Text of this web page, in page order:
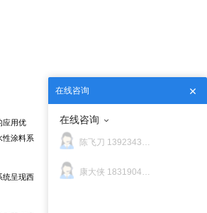
应用优
性涂料系
统呈现西
在线咨询
在线咨询